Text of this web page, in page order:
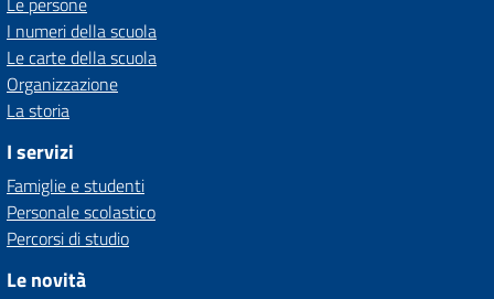
I numeri della scuola
Le carte della scuola
Organizzazione
La storia
I servizi
Famiglie e studenti
Personale scolastico
Percorsi di studio
Le novità